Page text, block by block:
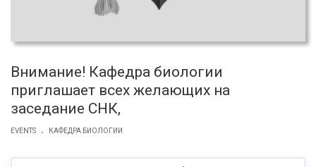
Внимание! Кафедра биологии
приглашает всех желающих на
заседание СНК,
EVENTS . КАФЕДРА БИОЛОГИИ